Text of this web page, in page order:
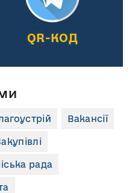
QR-КОД
Вакансії
рада